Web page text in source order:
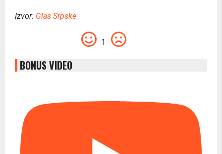
Izvor: Glas Srpske
1
BONUS VIDEO